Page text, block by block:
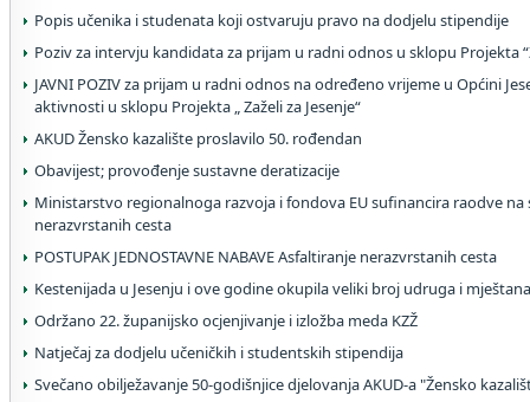
Popis učenika i studenata koji ostvaruju pravo na dodjelu stipendije
Poziv za intervju kandidata za prijam u radni odnos u sklopu Projekta
JAVNI POZIV za prijam u radni odnos na određeno vrijeme u Općini
aktivnosti u sklopu Projekta „ Zaželi za Jesenje“
AKUD Žensko kazalište proslavilo 50. rođendan
Obavijest; provođenje sustavne deratizacije
Ministarstvo regionalnoga razvoja i fondova EU sufinancira raodve na
nerazvrstanih cesta
POSTUPAK JEDNOSTAVNE NABAVE Asfaltiranje nerazvrstanih cesta
Kestenijada u Jesenju i ove godine okupila veliki broj udruga i mještana
Održano 22. županijsko ocjenjivanje i izložba meda KZŽ
Natječaj za dodjelu učeničkih i studentskih stipendija
Svečano obilježavanje 50-godišnjice djelovanja AKUD-a "Žensko